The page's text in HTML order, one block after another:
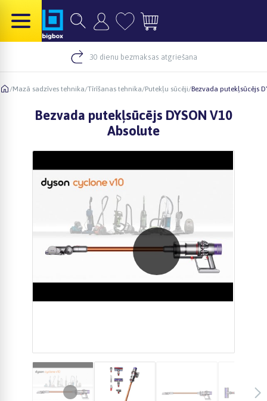
30 dienu bezmaksas atgriešana
/Mazā sadzīves tehnika/Tīrīšanas tehnika/Putekļu sūcēji/Bezvada putekļsūcējs
Bezvada putekļsūcējs DYSON V10
Absolute